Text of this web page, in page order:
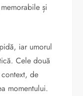
și
iar umorul
Cele două
de
momentului.